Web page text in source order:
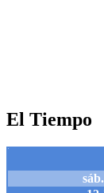
El Tiempo